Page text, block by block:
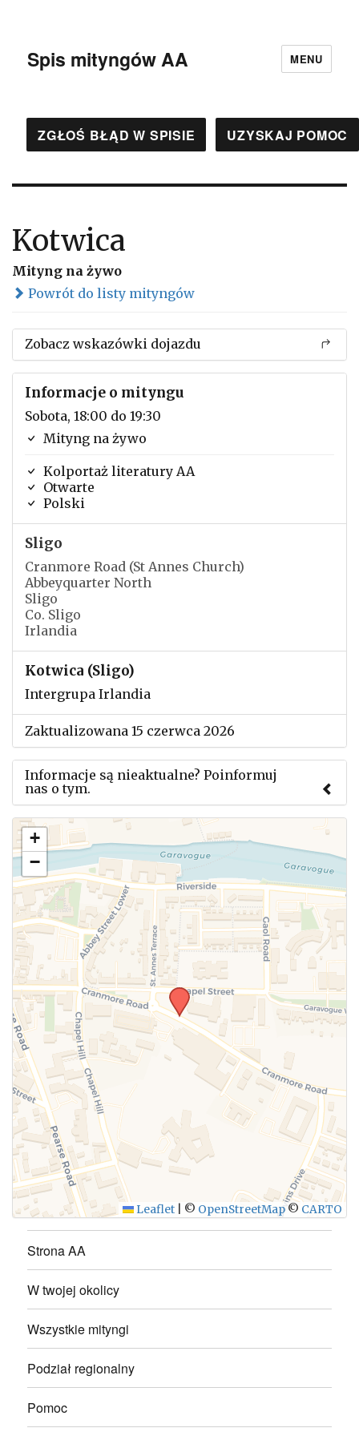
Spis mityngów AA MENU
ZGŁOŚ BŁĄD W SPISIE UZYSKAJ POMOC
Kotwica
Mityng na żywo
Powrót do listy mityngów
Zobacz wskazówki dojazdu
Informacje o mityngu
Sobota, 18:00 do 19:30
Mityng na żywo
Kolportaż literatury AA
Otwarte
Polski
Sligo
Cranmore Road (St Annes Church)
Abbeyquarter North
Sligo
Co. Sligo
Irlandia
Kotwica (Sligo)
Intergrupa Irlandia
Zaktualizowana 15 czerwca 2026
Informacje są nieaktualne? Poinformuj
nas o tym.
Użyj tego formularza aby przesłać informację o
zmianach w powyższym mityngu.
WYŚLIJ
+
−
Leaflet © OpenStreetMap© CARTO
Strona AA
W twojej okolicy
Wszystkie mityngi
Podział regionalny
Pomoc